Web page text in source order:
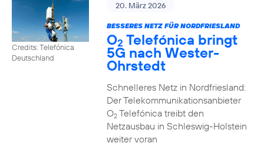
Credits: Telefónica
Deutschland
20. März 2026
BESSERES NETZ FÜR NORDFRIESLAND
O2 Telefónica bringt
5G nach Wester-
Ohrstedt
Schnelleres Netz in Nordfriesland:
Der Telekommunikationsanbieter
O2Telefónica treibt den
Netzausbau in Schleswig-Holstein
weiter voran